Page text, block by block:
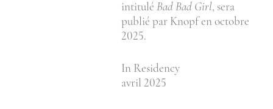
intitulé Bad Bad Girl, sera
publié par Knopf en octobre
2025.
In Residency
avril 2025